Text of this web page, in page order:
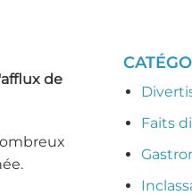
de
Faits